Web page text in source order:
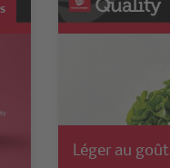
Léger au goût